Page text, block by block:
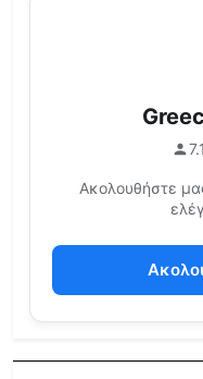
Ακολουθήστε